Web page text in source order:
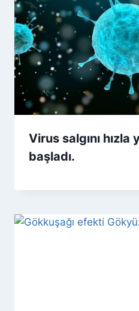
Virus salgını hızla
başladı.